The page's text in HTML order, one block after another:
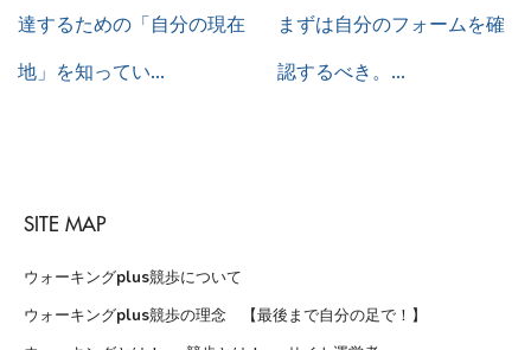
達するための「自分の現在
地」を知ってい…
まずは自分のフォームを確
認するべき。…
SITE MAP
ウォーキングplus競歩について
ウォーキングplus競歩の理念 【最後まで自分の足で！】